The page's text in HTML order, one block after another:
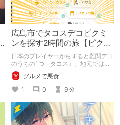
広島市でタコスデコピクミ
ンを探す2時間の旅【ピクミ
ンブルーム / Pikmin
Bloom】
日本のプレイヤーからすると難関デコ
のうちの1つ「タコス」。地元では見
つけられなかった男が広島で探す旅を
お送りします。ねくすと5月のテーマ
「お出かけの記録」。
グルメで悪食
1
0 9 分